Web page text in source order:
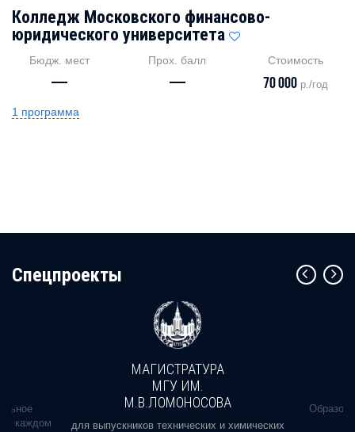
Колледж Московского финансово-
юридического университета
Бюдж. мест
—
Прох. балл
—
Стоимость
70 000 р./год
1 программа
Cпецпроекты
в каждом
МАГИСТРАТУРА
МГУ ИМ.
М.В.ЛОМОНОСОВА
для выпускников технических и химических